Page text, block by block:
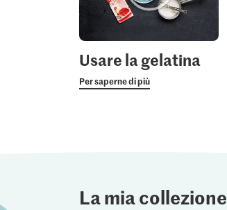
Usare la gelatina
Per saperne di più
La mia collezione